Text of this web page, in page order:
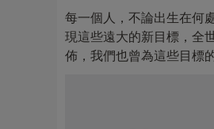
每一個人，不論出生在何
現這些遠大的新目標，全
佈，我們也曾為這些目標